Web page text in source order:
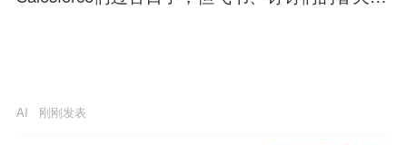
AI 刚刚发表